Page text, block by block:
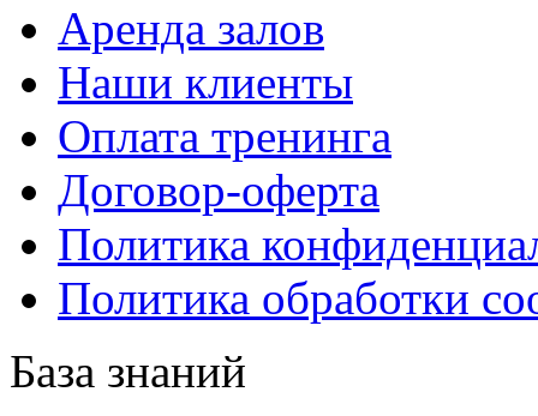
Аренда залов
Наши клиенты
Оплата тренинга
Договор-оферта
Политика
Политика обработки
База знаний